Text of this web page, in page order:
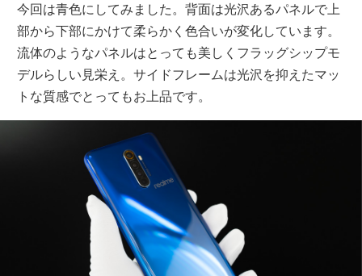
今回は青色にしてみました。背面は光沢あるパネルで上
部から下部にかけて柔らかく色合いが変化しています。
流体のようなパネルはとっても美しくフラッグシップモ
デルらしい見栄え。サイドフレームは光沢を抑えたマッ
トな質感でとってもお上品です。